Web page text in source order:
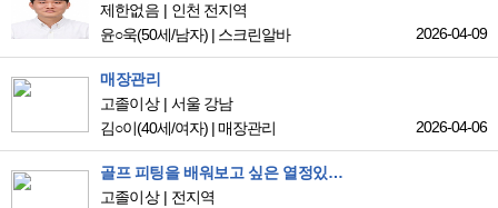
제한없음
인천 전지역
윤○욱(50세/남자) | 스크린알바 2026-04-09
매장관리
고졸이상
서울 강남
김○이(40세/여자) |매장관리 2026-04-06
골프 피팅을 배워보고 싶은 열정있는 25세 남자입니다!
고졸이상
전지역